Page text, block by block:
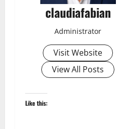
claudiafabian
Administrator
Visit Website
View All Posts
Like this: